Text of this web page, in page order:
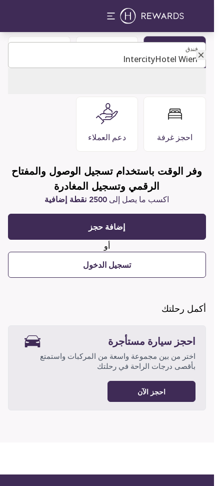
فندقفندق
احجز غرفة دعم العملاء
وفر الوقت باستخدام تسجيل الوصول والمفتاح
الرقمي وتسجيل المغادرة
اكسب ما يصل إلى2500 نقطة إضافية
إضافة حجز
تسجيل الدخول
أكمل رحلتك
احجز سيارة مستأجرة
اختر من بين مجموعة واسعة من المركبات واستمتع
بأقصى درجات الراحة في رحلتك
احجز الآن